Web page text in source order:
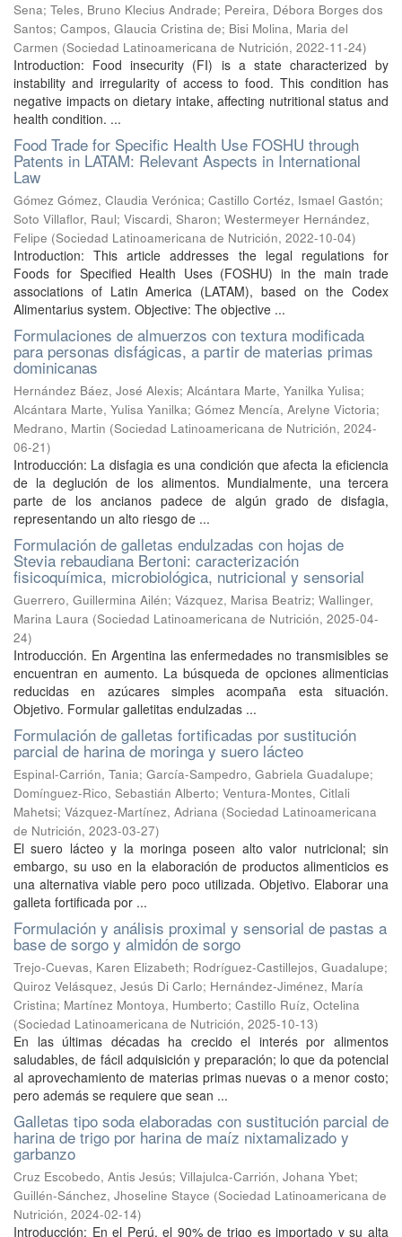
Sena; Teles, Bruno Klecius Andrade; Pereira, Débora Borges dos
Santos; Campos, Glaucia Cristina de; Bisi Molina, Maria del
Carmen (Sociedad Latinoamericana de Nutrición, 2022-11-24)
Introduction: Food insecurity (FI) is a state characterized by
instability and irregularity of access to food. This condition has
negative impacts on dietary intake, affecting nutritional status and
health condition. ...
Food Trade for Specific Health Use FOSHU through
Patents in LATAM: Relevant Aspects in International
Law
Gómez Gómez, Claudia Verónica; Castillo Cortéz, Ismael Gastón;
Soto Villaflor, Raul; Viscardi, Sharon; Westermeyer Hernández,
Felipe (Sociedad Latinoamericana de Nutrición, 2022-10-04)
Introduction: This article addresses the legal regulations for
Foods for Specified Health Uses (FOSHU) in the main trade
associations of Latin America (LATAM), based on the Codex
Alimentarius system. Objective: The objective ...
Formulaciones de almuerzos con textura modificada
para personas disfágicas, a partir de materias primas
dominicanas
Hernández Báez, José Alexis; Alcántara Marte, Yanilka Yulisa;
Alcántara Marte, Yulisa Yanilka; Gómez Mencía, Arelyne Victoria;
Medrano, Martin (Sociedad Latinoamericana de Nutrición, 2024-
06-21)
Introducción: La disfagia es una condición que afecta la eficiencia
de la deglución de los alimentos. Mundialmente, una tercera
parte de los ancianos padece de algún grado de disfagia,
representando un alto riesgo de ...
Formulación de galletas endulzadas con hojas de
Stevia rebaudiana Bertoni: caracterización
fisicoquímica, microbiológica, nutricional y sensorial
Guerrero, Guillermina Ailén; Vázquez, Marisa Beatriz; Wallinger,
Marina Laura (Sociedad Latinoamericana de Nutrición, 2025-04-
24)
Introducción. En Argentina las enfermedades no transmisibles se
encuentran en aumento. La búsqueda de opciones alimenticias
reducidas en azúcares simples acompaña esta situación.
Objetivo. Formular galletitas endulzadas ...
Formulación de galletas fortificadas por sustitución
parcial de harina de moringa y suero lácteo
Espinal-Carrión, Tania; García-Sampedro, Gabriela Guadalupe;
Domínguez-Rico, Sebastián Alberto; Ventura-Montes, Citlali
Mahetsi; Vázquez-Martínez, Adriana (Sociedad Latinoamericana
de Nutrición, 2023-03-27)
El suero lácteo y la moringa poseen alto valor nutricional; sin
embargo, su uso en la elaboración de productos alimenticios es
una alternativa viable pero poco utilizada. Objetivo. Elaborar una
galleta fortificada por ...
Formulación y análisis proximal y sensorial de pastas a
base de sorgo y almidón de sorgo
Trejo-Cuevas, Karen Elizabeth; Rodríguez-Castillejos, Guadalupe;
Quiroz Velásquez, Jesús Di Carlo; Hernández-Jiménez, María
Cristina; Martínez Montoya, Humberto; Castillo Ruíz, Octelina
(Sociedad Latinoamericana de Nutrición, 2025-10-13)
En las últimas décadas ha crecido el interés por alimentos
saludables, de fácil adquisición y preparación; lo que da potencial
al aprovechamiento de materias primas nuevas o a menor costo;
pero además se requiere que sean ...
Galletas tipo soda elaboradas con sustitución parcial de
harina de trigo por harina de maíz nixtamalizado y
garbanzo
Cruz Escobedo, Antis Jesús; Villajulca-Carrión, Johana Ybet;
Guillén-Sánchez, Jhoseline Stayce (Sociedad Latinoamericana de
Nutrición, 2024-02-14)
Introducción: En el Perú, el 90% de trigo es importado y su alta